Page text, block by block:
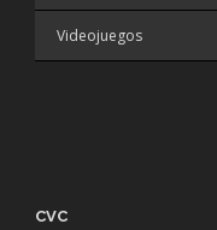
Videojuegos
CVC